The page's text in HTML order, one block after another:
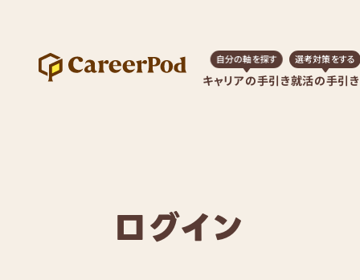
キャリアの手引き
自分の軸を探す
就活の手引き
選考対策をする
ログイン